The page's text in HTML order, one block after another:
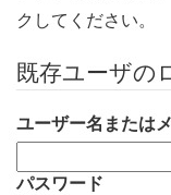
クしてください。
既存ユーザの
ユーザー名または
パスワード